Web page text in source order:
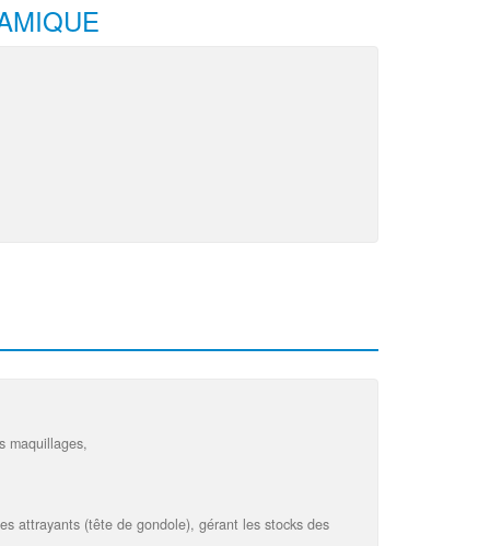
maquillages,
attrayants (tête de gondole), gérant les stocks des